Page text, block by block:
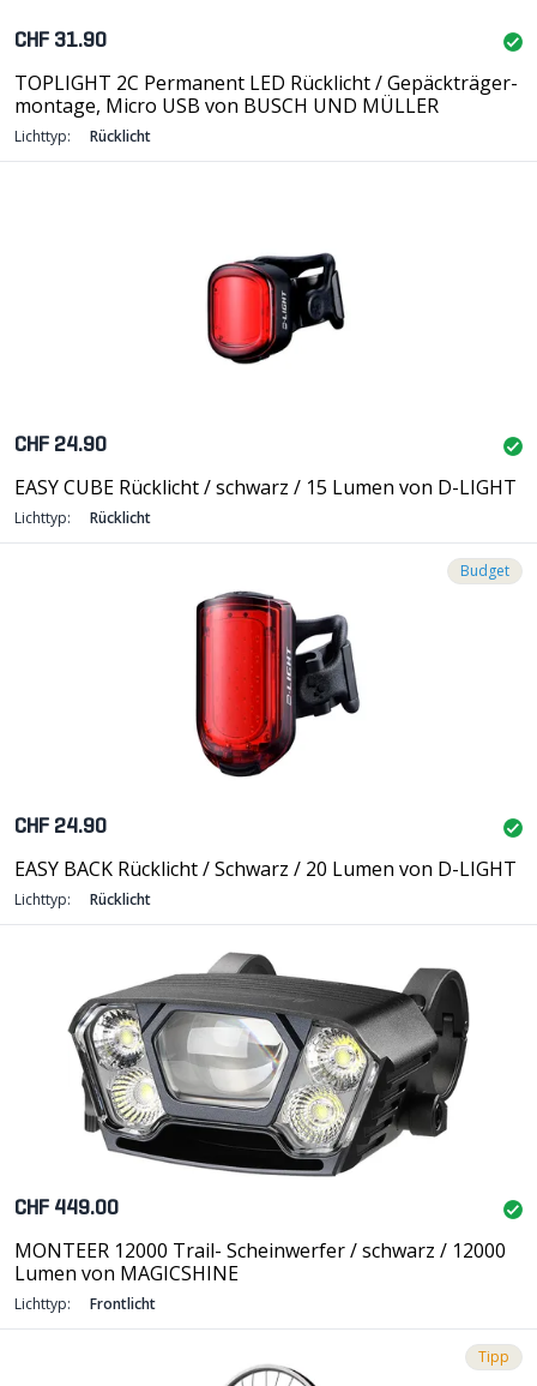
CHF 31.90
TOPLIGHT 2C Permanent LED Rücklicht / Gepäckträger-
montage, Micro USB von BUSCH UND MÜLLER
Lichttyp: Rücklicht
CHF 24.90
EASY CUBE Rücklicht / schwarz / 15 Lumen von D-LIGHT
Lichttyp: Rücklicht
Budget
CHF 24.90
EASY BACK Rücklicht / Schwarz / 20 Lumen von D-LIGHT
Lichttyp: Rücklicht
CHF 449.00
MONTEER 12000 Trail- Scheinwerfer / schwarz / 12000
Lumen von MAGICSHINE
Lichttyp: Frontlicht
Tipp